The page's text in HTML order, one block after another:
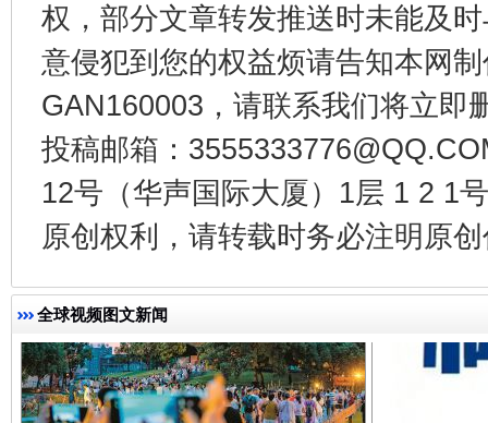
权，部分文章转发推送时未能及
意侵犯到您的权益烦请告知本网
GAN160003，请联系我们将立即
投稿邮箱：
12号（华声国际大厦）1层 1 2 1
原创权利，请转载时务必注明原
全球视频图文新闻
东山县通报“牛蛙产品抗生素超标问题” 法
千年窑火 生生不息